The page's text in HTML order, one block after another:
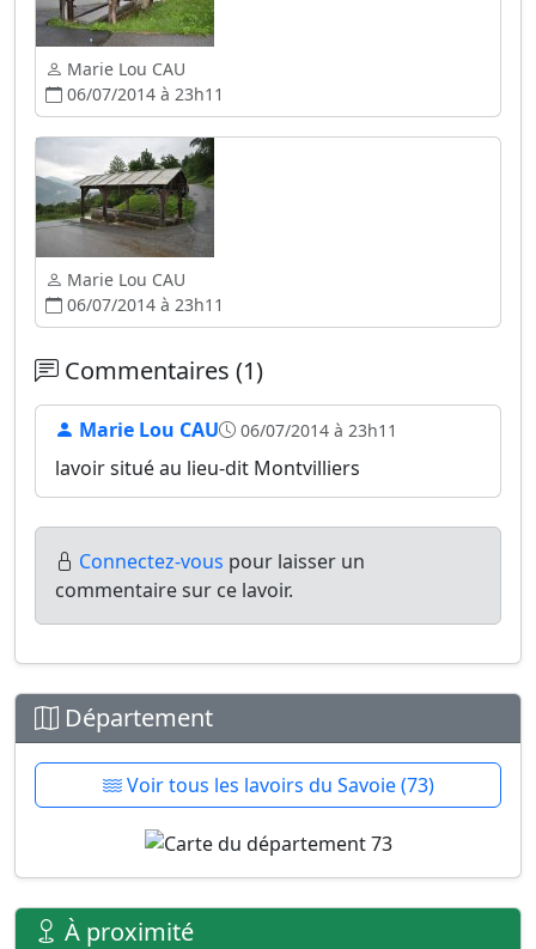
Marie Lou CAU
06/07/2014 à 23h11
Marie Lou CAU
06/07/2014 à 23h11
Commentaires (1)
Marie Lou CAU 06/07/2014 à 23h11
lavoir situé au lieu-dit Montvilliers
Connectez-vous pour laisser un
commentaire sur ce lavoir.
Département
Voir tous les lavoirs du Savoie (73)
À proximité